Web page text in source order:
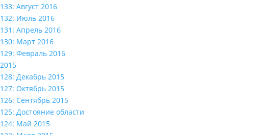
133: Август 2016
132: Июль 2016
131: Апрель 2016
130: Март 2016
129: Февраль 2016
2015
128: Декабрь 2015
127: Октябрь 2015
126: Сентябрь 2015
125: Достояние области
124: Май 2015